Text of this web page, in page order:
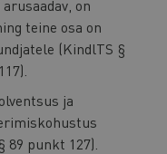
on
teine osa on
(KindlTS §
ja
89 punkt 127).